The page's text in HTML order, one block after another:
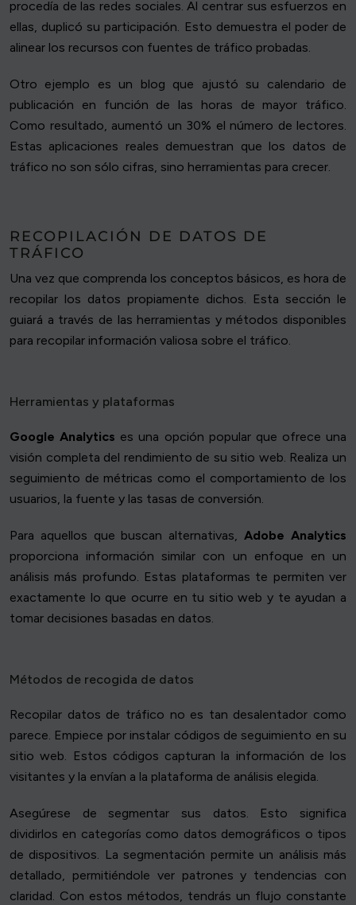
procedía de las redes sociales. Al centrar sus esfuerzos en
ellas, duplicó su participación. Esto demuestra el poder de
alinear los recursos con fuentes de tráfico probadas.
Otro ejemplo es un blog que ajustó su calendario de
publicación en función de las horas de mayor tráfico.
Como resultado, aumentó un 30% el número de lectores.
Estas aplicaciones reales demuestran que los datos de
tráfico no son sólo cifras, sino herramientas para crecer.
RECOPILACIÓN DE DATOS DE
TRÁFICO
Una vez que comprenda los conceptos básicos, es hora de
recopilar los datos propiamente dichos. Esta sección le
guiará a través de las herramientas y métodos disponibles
para recopilar información valiosa sobre el tráfico.
Herramientas y plataformas
Google Analytics es una opción popular que ofrece una
visión completa del rendimiento de su sitio web. Realiza un
seguimiento de métricas como el comportamiento de los
usuarios, la fuente y las tasas de conversión.
Para aquellos que buscan alternativas,Adobe Analytics
proporciona información similar con un enfoque en un
análisis más profundo. Estas plataformas te permiten ver
exactamente lo que ocurre en tu sitio web y te ayudan a
tomar decisiones basadas en datos.
Métodos de recogida de datos
Recopilar datos de tráfico no es tan desalentador como
parece. Empiece por instalar códigos de seguimiento en su
sitio web. Estos códigos capturan la información de los
visitantes y la envían a la plataforma de análisis elegida.
Asegúrese de segmentar sus datos. Esto significa
dividirlos en categorías como datos demográficos o tipos
de dispositivos. La segmentación permite un análisis más
detallado, permitiéndole ver patrones y tendencias con
claridad. Con estos métodos, tendrás un flujo constante